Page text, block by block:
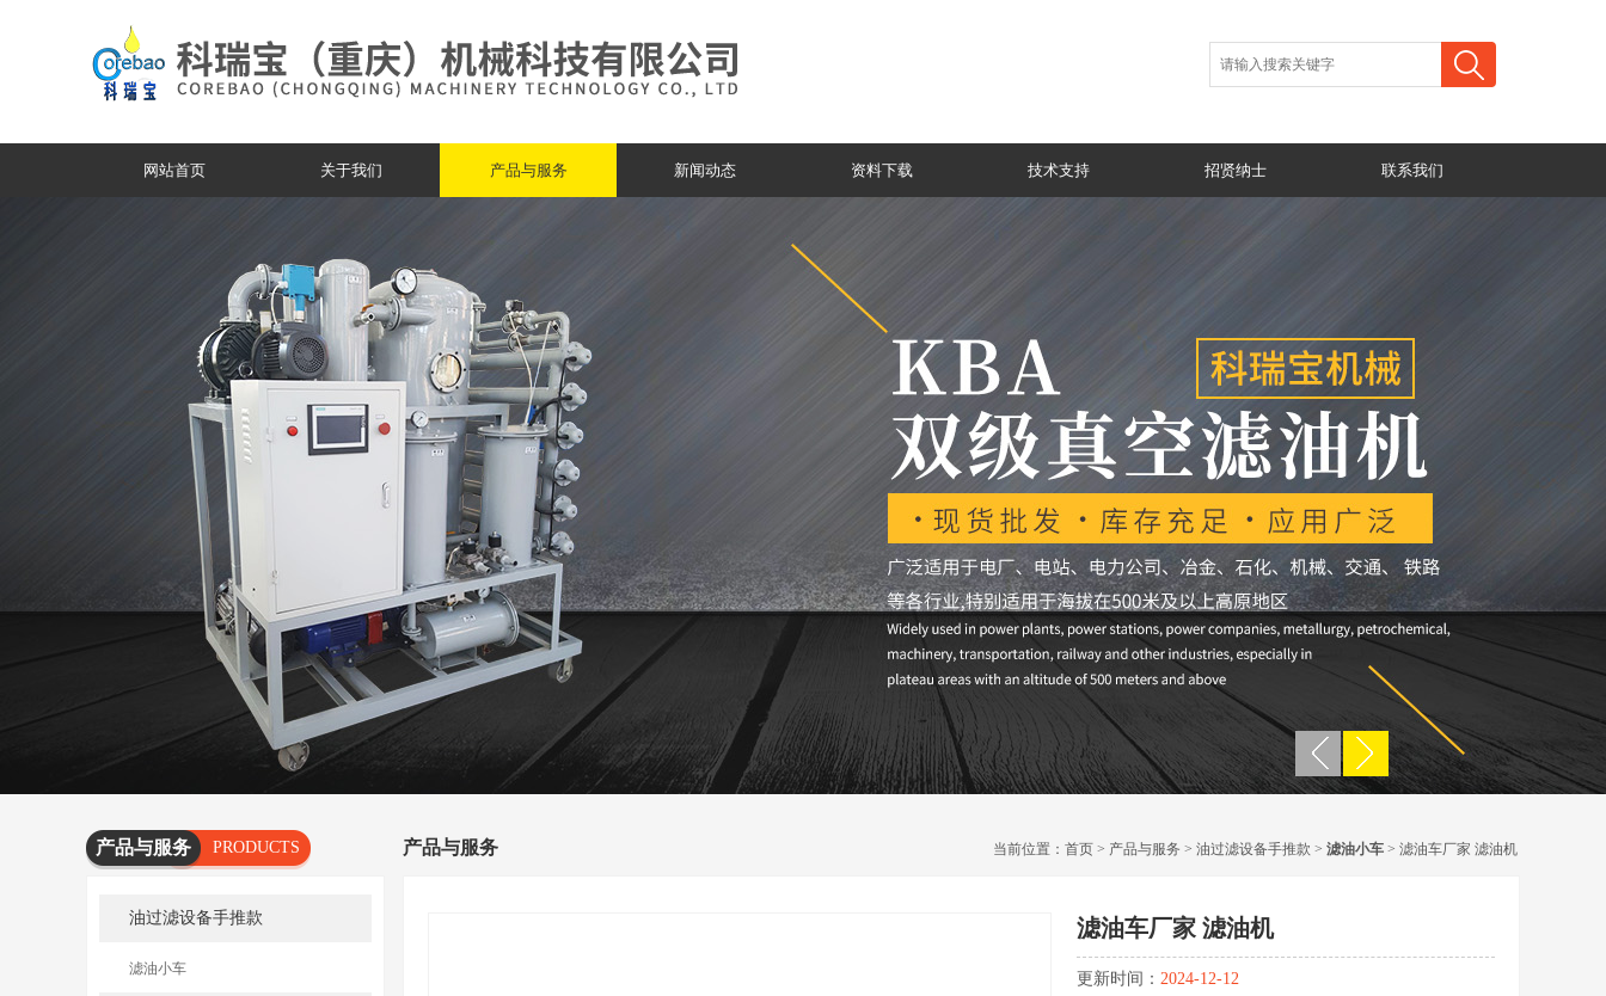
网站首页 关于我们 产品与服务 新闻动态 资料下载 技术支持 招贤纳士 联系我们
产品与服务
PRODUCTS
SERVICES
油过滤设备手推款
滤油小车
产品与服务 当前位置： 首页 > 产品与服务 > 油过滤设备手推款 > 滤油小车 > 滤油车厂家 滤油机
滤油车厂家 滤油机
更新时间： 2024-12-12